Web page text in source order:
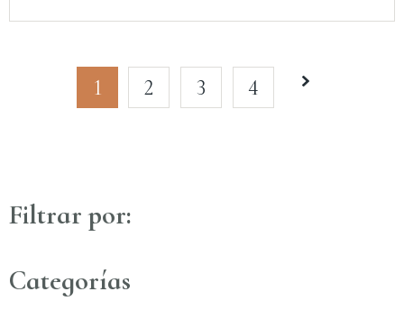
Filtrar por:
Categorías
1 2 3 4